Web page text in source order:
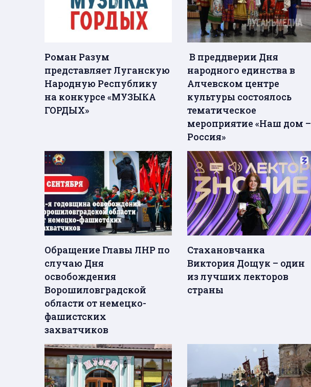
Роман Разум
представляет Луганскую
Народную Республику
на конкурсе «МУЗЫКА
ГОРДЫХ»
В преддверии Дня
народного единства в
Алчевском центре
культуры состоялось
тематическое
мероприятие «Наш дом –
Россия»
Обращение Главы ЛНР по
случаю Дня
освобождения
Ворошиловградской
области от немецко-
фашистских
захватчиков
Стахановчанка
Виктория Дощук – один
из лучших лекторов
страны